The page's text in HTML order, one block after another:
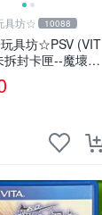
具坊☆ 10088
具坊☆PSV (VIT
拆封卡匣--魔壞神
體中文版